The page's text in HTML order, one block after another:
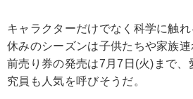
キャラクターだけでなく科学に触
休みのシーズンは子供たちや家族連
前売り券の発売は7月7日(火)まで
究員も人気を呼びそうだ。